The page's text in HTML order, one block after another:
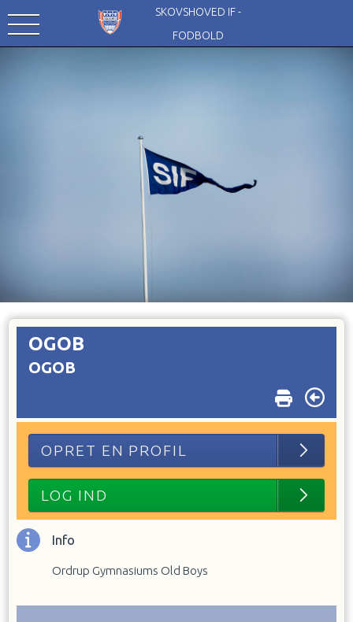
SKOVSHOVED IF -
FODBOLD
OGOB
OGOB
OPRET EN PROFIL
LOG IND
Info
Ordrup Gymnasiums Old Boys